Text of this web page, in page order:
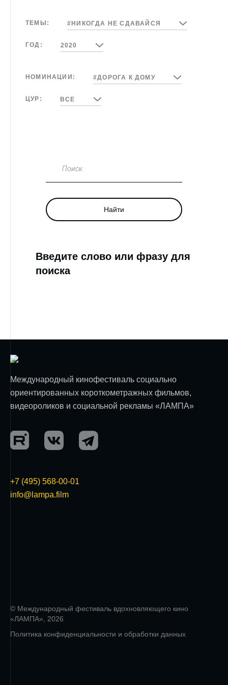
ТЕМЫ: #НИКОГДА НЕ СДАВАЙСЯ
ГОД: 2020
НОМИНАЦИИ: #ДОРОГА К ДОМУ
ЦУР: ВСЕ
Поиск
Найти
Введите слово или фразу для
поиска
Международный кинофестиваль социально
ориентированных короткометражных фильмов,
видеороликов и социальной рекламы «ЛАМПА»
+7 (495) 568-00-01
info@lampa.film
© Международный фестиваль вдохновляющего кино
«ЛАМПА», 2026
Политика конфиденциальности и обработки данных